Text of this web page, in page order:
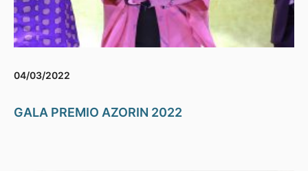
04/03/2022
GALA PREMIO AZORIN 2022